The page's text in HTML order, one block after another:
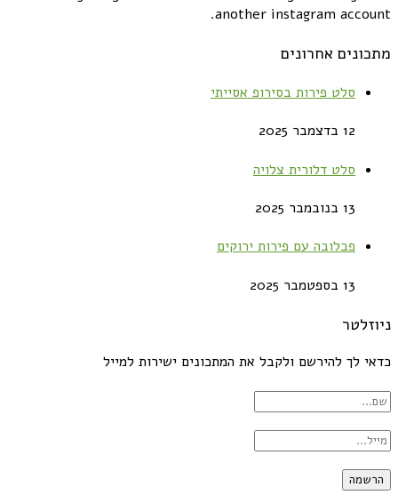
another instagram account.
מתכונים אחרונים
סלט פירות בסירופ אסייתי
12 בדצמבר 2025
סלט דלורית צלויה
13 בנובמבר 2025
פבלובה עם פירות ירוקים
13 בספטמבר 2025
ניוזלטר
כדאי לך להירשם ולקבל את המתכונים ישירות למייל